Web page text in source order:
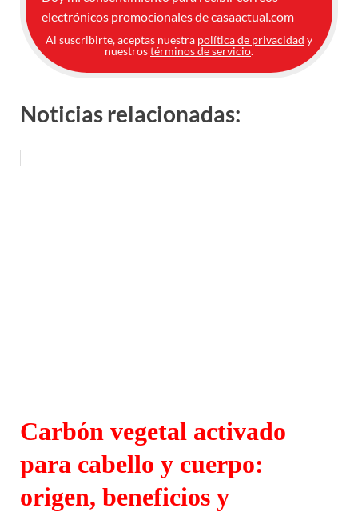
electrónicos promocionales de casaactual.com
Al suscribirte, aceptas nuestra política de privacidad y
nuestrostérminos de servicio.
Noticias relacionadas:
Carbón vegetal activado
para cabello y cuerpo:
origen, beneficios y